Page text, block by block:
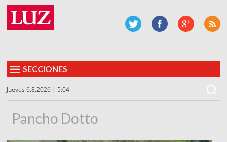
SECCIONES
Jueves 6.8.2026 | 5:04
Pancho Dotto